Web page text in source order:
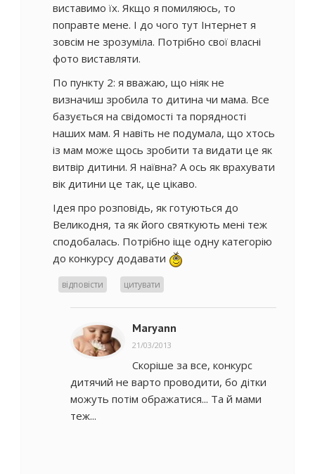
виставимо їх. Якщо я помиляюсь, то
поправте мене. І до чого тут Інтернет я
зовсім не зрозуміла. Потрібно свої власні
фото виставляти.
По пункту 2: я вважаю, що ніяк не
визначиш зробила то дитина чи мама. Все
базується на свідомості та порядності
наших мам. Я навіть не подумала, що хтось
із мам може щось зробити та видати це як
витвір дитини. Я наївна? А ось як врахувати
вік дитини це так, це цікаво.
Ідея про розповідь, як готуються до
Великодня, та як його святкують мені теж
сподобалась. Потрібно іще одну категорію
до конкурсу додавати
відповісти цитувати
Maryann
21/03/2013
Скоріше за все, конкурс
дитячий не варто проводити, бо дітки
можуть потім ображатися... Та й мами
теж...